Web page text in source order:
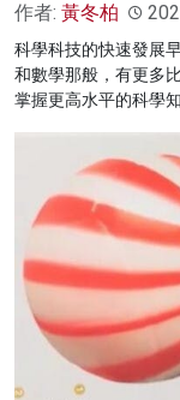
作者: 黃冬柏
科學科技的快速發展
和數學那般，有更多
掌握更高水平的科學知